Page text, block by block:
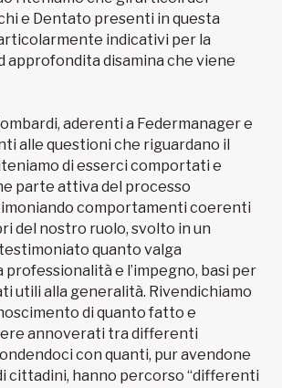
e Dentato presenti in questa
indicativi per la
approfondita disamina che viene
aderenti a Federmanager e
alle questioni che riguardano il
di esserci comportati e
parte attiva del processo
comportamenti coerenti
del nostro ruolo, svolto in un
quanto valga
professionalità e l’impegno, basi per
utili alla generalità. Rivendichiamo
di quanto fatto e
annoverati tra differenti
con quanti, pur avendone
cittadini, hanno percorso “differenti